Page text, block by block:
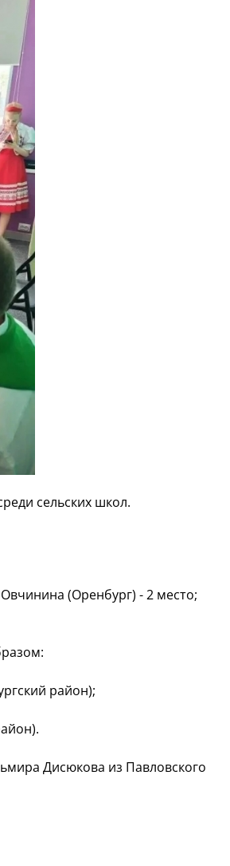
сельских школ.
(Оренбург) - 2 место;
район);
Дисюкова из Павловского